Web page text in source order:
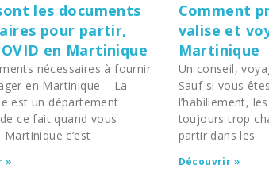
les documents
pour partir,
en Martinique
nécessaires à fournir
en Martinique – La
est un département
ce fait quand vous
c’est
»
Comment
valise et
Martinique
Un conseil,
Sauf si vous
l’habillement,
toujours trop
partir dans les
Découvrir »